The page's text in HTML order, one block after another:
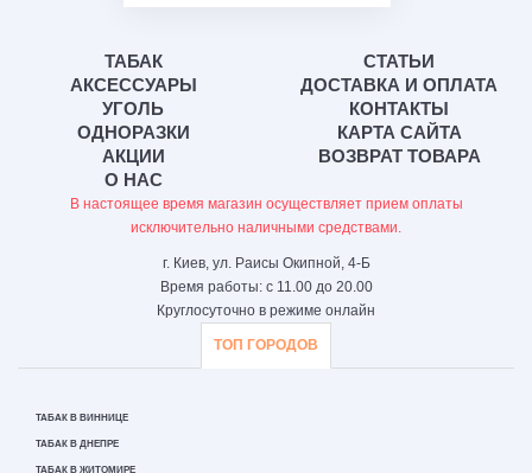
ТАБАК
АКСЕССУАРЫ
УГОЛЬ
ОДНОРАЗКИ
АКЦИИ
О НАС
СТАТЬИ
ДОСТАВКА И ОПЛАТА
КОНТАКТЫ
КАРТА САЙТА
ВОЗВРАТ ТОВАРА
В настоящее время магазин осуществляет прием оплаты
исключительно наличными средствами.
г. Киев, ул. Раисы Окипной, 4-Б
Время работы: с 11.00 до 20.00
Круглосуточно в режиме онлайн
ТОП ГОРОДОВ
ТАБАК В ВИННИЦЕ
ТАБАК В ДНЕПРЕ
ТАБАК В ЖИТОМИРЕ